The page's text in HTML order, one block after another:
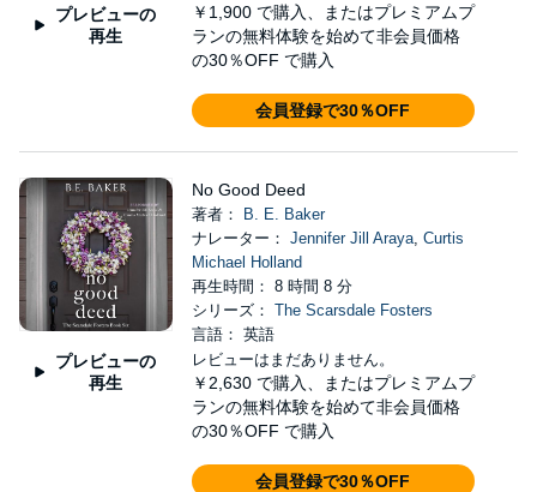
プレビューの
再生
￥1,900 で購入、またはプレミアムプ
ランの無料体験を始めて非会員価格
の30％OFF で購入
会員登録で30％OFF
プレビューの
再生
No Good Deed
著者：
B. E. Baker
ナレーター： Jennifer Jill Araya, Curtis
Michael Holland
再生時間： 8 時間 8 分
シリーズ： The Scarsdale Fosters
言語： 英語
レビューはまだありません。
￥2,630 で購入、またはプレミアムプ
ランの無料体験を始めて非会員価格
の30％OFF で購入
会員登録で30％OFF